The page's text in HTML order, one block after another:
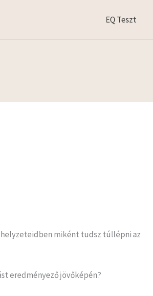
EQ Teszt
miként tudsz túllépni az
eredményező jövőképén?